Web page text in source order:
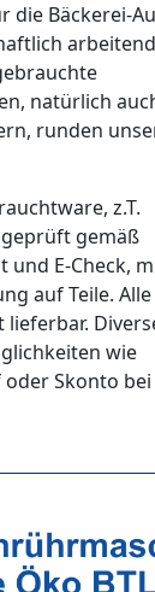
die Bäckerei-
natürlich
runden
z.T.
gemäß
E-Check,
auf Teile.
wie
Skonto